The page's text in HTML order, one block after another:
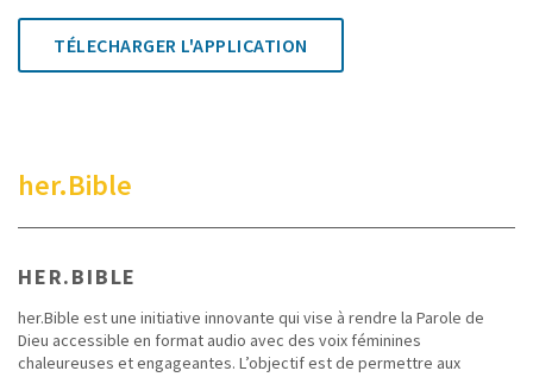
TÉLECHARGER L'APPLICATION
her.Bible
HER.BIBLE
her.Bible est une initiative innovante qui vise à rendre la Parole de
Dieu accessible en format audio avec des voix féminines
chaleureuses et engageantes. L’objectif est de permettre aux